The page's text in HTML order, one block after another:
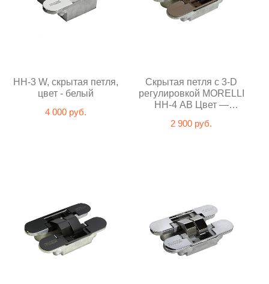
HH-3 W, скрытая петля,
цвет - белый
4 000 руб.
Скрытая петля с 3-D
регулировкой MORELLI
HH-4 AB Цвет —
2 900 руб.